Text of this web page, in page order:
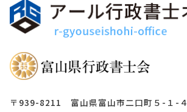
〒939-8211 富山県富山市二口町５-１-４